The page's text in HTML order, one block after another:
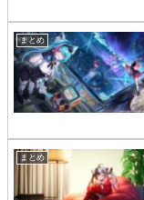
まとめ
まとめ